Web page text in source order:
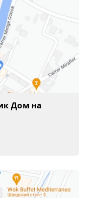
Дом на